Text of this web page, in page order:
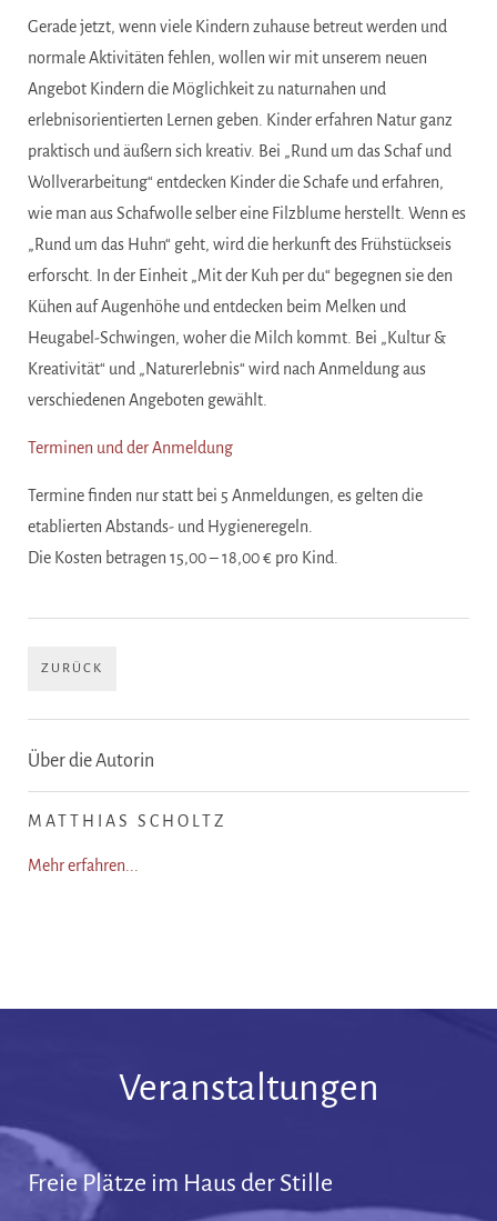
Gerade jetzt, wenn viele Kindern zuhause betreut werden und
normale Aktivitäten fehlen, wollen wir mit unserem neuen
Angebot Kindern die Möglichkeit zu naturnahen und
erlebnisorientierten Lernen geben. Kinder erfahren Natur ganz
praktisch und äußern sich kreativ. Bei „Rund um das Schaf und
Wollverarbeitung“ entdecken Kinder die Schafe und erfahren,
wie man aus Schafwolle selber eine Filzblume herstellt. Wenn es
„Rund um das Huhn“ geht, wird die herkunft des Frühstückseis
erforscht. In der Einheit „Mit der Kuh per du“ begegnen sie den
Kühen auf Augenhöhe und entdecken beim Melken und
Heugabel-Schwingen, woher die Milch kommt. Bei „Kultur &
Kreativität“ und „Naturerlebnis“ wird nach Anmeldung aus
verschiedenen Angeboten gewählt.
Terminen und der Anmeldung
Termine finden nur statt bei 5 Anmeldungen, es gelten die
etablierten Abstands- und Hygieneregeln.
Die Kosten betragen 15,00 – 18,00 € pro Kind.
ZURÜCK
Über die Autorin
MATTHIAS SCHOLTZ
Mehr erfahren...
Veranstaltungen
Freie Plätze im Haus der Stille